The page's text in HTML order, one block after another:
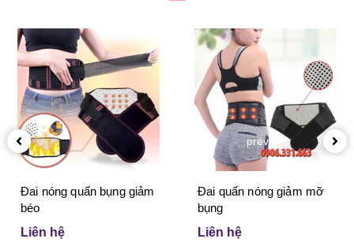
Đai nóng quấn bụng giảm
béo
Liên hệ
Đai quấn nóng giảm mỡ
bụng
Liên hệ
prev